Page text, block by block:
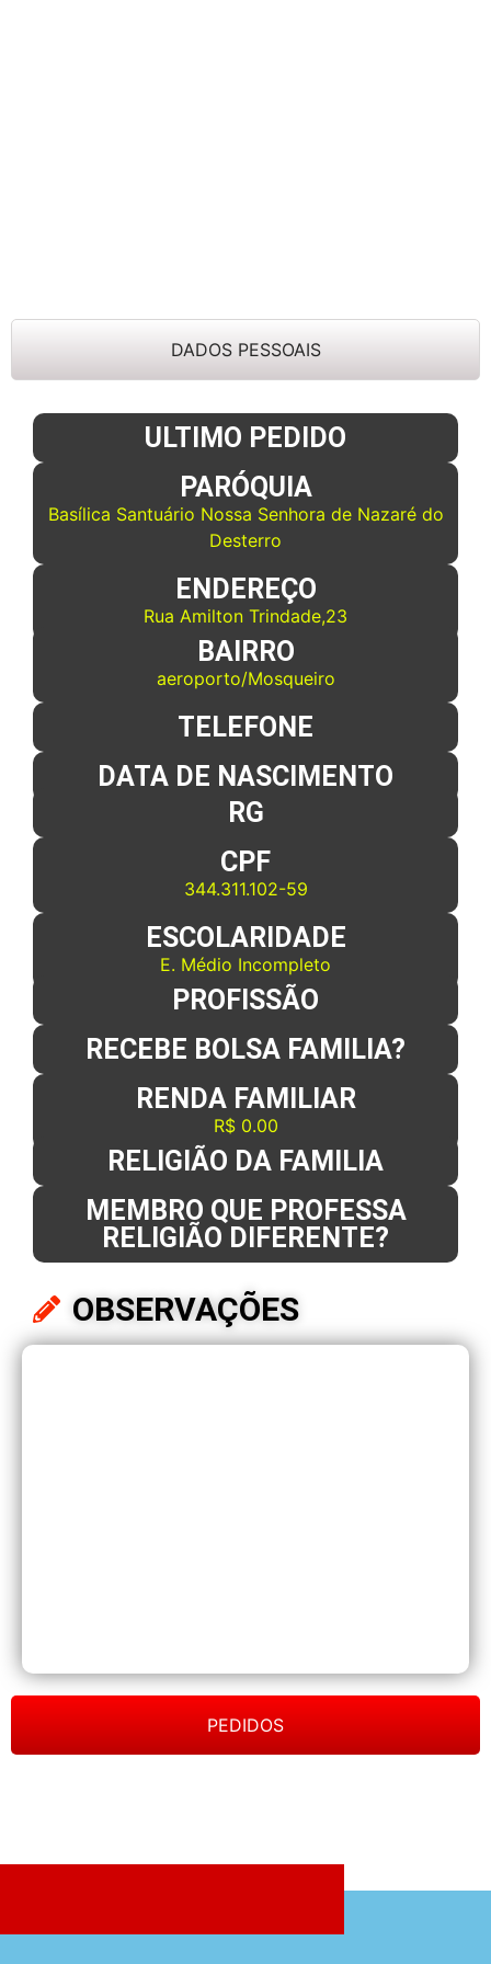
DADOS PESSOAIS
PEDIDOS
ULTIMO PEDIDO
PARÓQUIA
Basílica Santuário Nossa Senhora de Nazaré do
Desterro
ENDEREÇO
Rua Amilton Trindade,23
BAIRRO
aeroporto/Mosqueiro
TELEFONE
DATA DE NASCIMENTO
RG
CPF
344.311.102-59
ESCOLARIDADE
E. Médio Incompleto
PROFISSÃO
RECEBE BOLSA FAMILIA?
RENDA FAMILIAR
R$ 0.00
RELIGIÃO DA FAMILIA
MEMBRO QUE PROFESSA
RELIGIÃO DIFERENTE?
OBSERVAÇÕES